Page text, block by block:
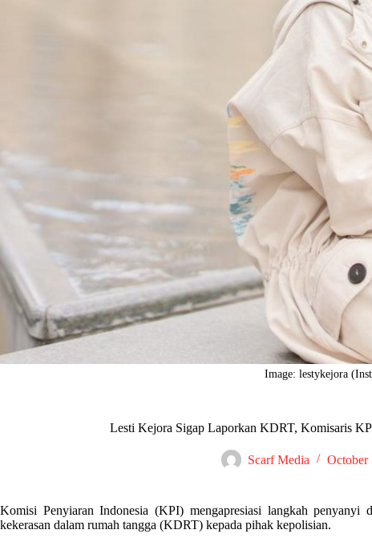
Image: lestykejora
Lesti Kejora Sigap Laporkan KDRT, Komisaris
Scarf Media October
Komisi Penyiaran Indonesia (KPI) mengapresiasi langkah penyanyi
kekerasan dalam rumah tangga (KDRT) kepada pihak kepolisian.